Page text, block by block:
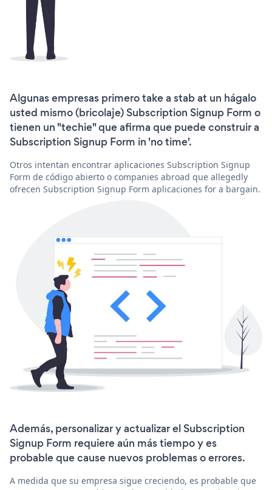
Algunas empresas primero take a stab at un hágalo
usted mismo (bricolaje) Subscription Signup Form o
tienen un "techie" que afirma que puede construir a
Subscription Signup Form in 'no time'.
Otros intentan encontrar aplicaciones Subscription Signup
Form de código abierto o companies abroad que allegedly
ofrecen Subscription Signup Form aplicaciones for a bargain.
Además, personalizar y actualizar el Subscription
Signup Form requiere aún más tiempo y es
probable que cause nuevos problemas o errores.
A medida que su empresa sigue creciendo, es probable que